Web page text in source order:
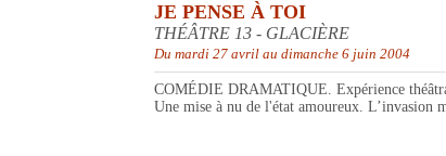
JE PENSE À TOI
THÉÂTRE 13 - GLACIÈRE
Du mardi 27 avril au dimanche 6 juin 2004
COMÉDIE DRAMATIQUE. Expérience
Une mise à nu de l'état amoureux. L’invasion